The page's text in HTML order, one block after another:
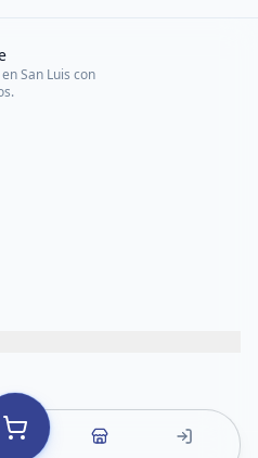
San Luis con